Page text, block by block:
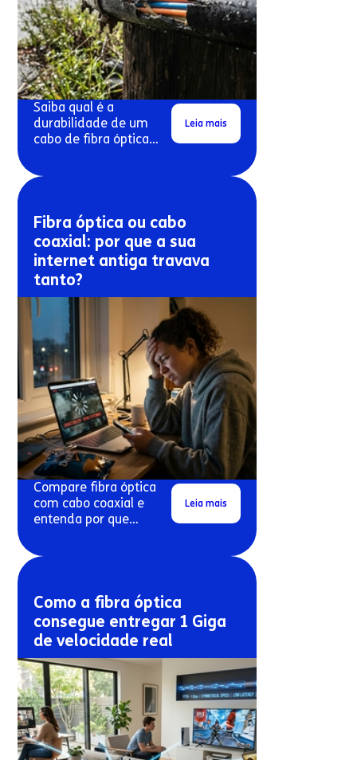
Saiba qual é a
durabilidade de um
cabo de fibra óptica
chuva.
Leia mais
Fibra óptica ou cabo
coaxial: por que a sua
internet antiga travava
tanto?
Compare fibra óptica
com cabo coaxial e
entenda por que
costumam travar mais.
Leia mais
Como a fibra óptica
consegue entregar 1 Giga
de velocidade real